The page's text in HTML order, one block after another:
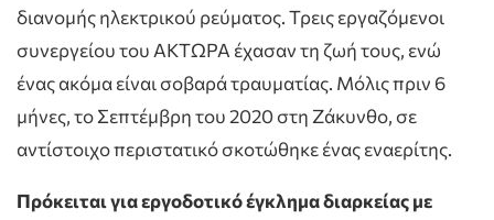
διανομής ηλεκτρικού ρεύματος. Τρεις εργαζόμενοι
συνεργείου του ΑΚΤΩΡΑ έχασαν τη ζωή τους, ενώ
ένας ακόμα είναι σοβαρά τραυματίας. Μόλις πριν 6
μήνες, το Σεπτέμβρη του 2020 στη Ζάκυνθο, σε
αντίστοιχο περιστατικό σκοτώθηκε ένας εναερίτης.
Πρόκειται για εργοδοτικό έγκλημα διαρκείας με